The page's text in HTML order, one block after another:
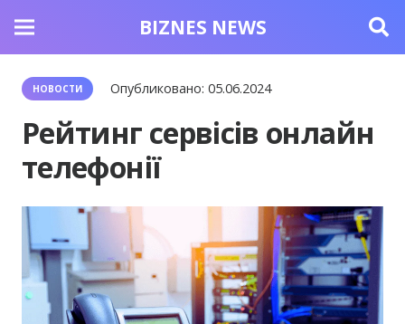
BIZNES NEWS
НОВОСТИ Опубликовано:05.06.2024
Рейтинг сервісів онлайн
телефонії